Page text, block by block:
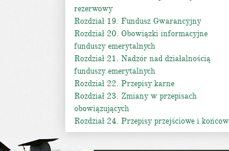
rezerwowy
Rozdział 19. Fundusz Gwarancyjny
Rozdział 20. Obowiązki informacyjne
funduszy emerytalnych
Rozdział 21. Nadzór nad działalnością
funduszy emerytalnych
Rozdział 22. Przepisy karne
Rozdział 23. Zmiany w przepisach
obowiązujących
Rozdział 24. Przepisy przejściowe i